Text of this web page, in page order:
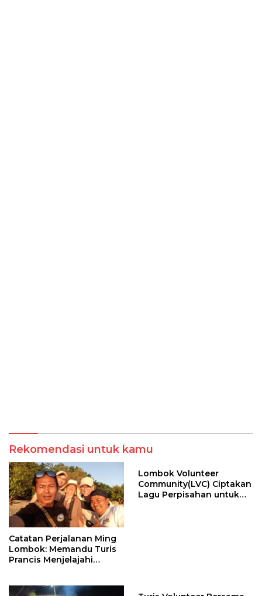
Rekomendasi untuk kamu
​Catatan Perjalanan Ming
Lombok: Memandu Turis
Prancis Menjelajahi
Lombok Volunteer
Community(LVC) Ciptakan
Lagu Perpisahan untuk